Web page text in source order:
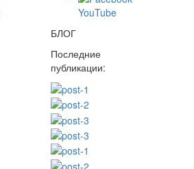
YouTube
БЛОГ
Последние
публикации: